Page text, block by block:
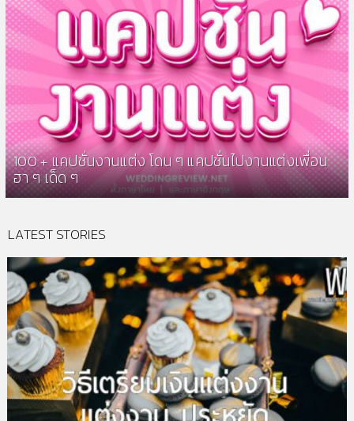
100 + แคปชั่นงานแต่ง โดน ๆ แคปชั่นไปงานแต่งเพื่อน
ฮา ๆ เด็ด ๆ
LATEST STORIES